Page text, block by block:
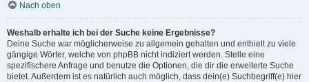
Nach oben
Weshalb erhalte ich bei der Suche keine Ergebnisse?
Deine Suche war möglicherweise zu allgemein gehalten und enthielt zu viele
gängige Wörter, welche von phpBB nicht indiziert werden. Stelle eine
spezifischere Anfrage und benutze die Optionen, die dir die erweiterte Suche
bietet. Außerdem ist es natürlich auch möglich, dass dein(e) Suchbegriff(e) hier